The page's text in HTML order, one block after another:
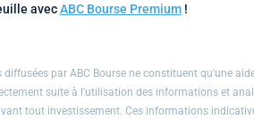
avecABC Bourse Premium !
par ABC Bourse ne constituent qu'une
suite à l'utilisation des informations et
tout investissement. Ces informations